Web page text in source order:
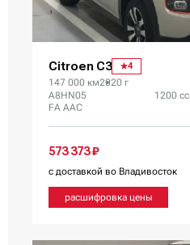
Citroen C3 4
147 000 км2020 г
A8HN05
FA AAC
1200 сс
573 373 ₽
с доставкой во Владивосток
расшифровка цены